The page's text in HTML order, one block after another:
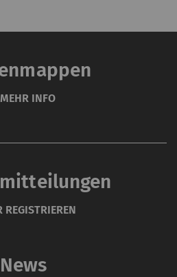
MEHR INFO
REGISTRIEREN
News